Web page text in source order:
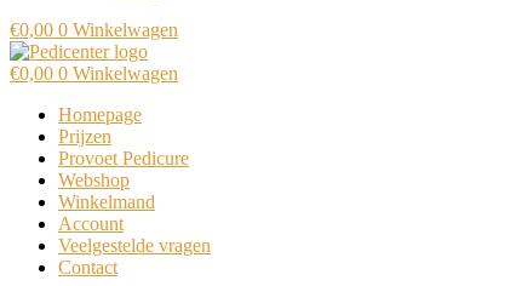
€0,00 0 Winkelwagen
€0,00 0 Winkelwagen
Homepage
Prijzen
Provoet Pedicure
Webshop
Winkelmand
Account
Veelgestelde vragen
Contact